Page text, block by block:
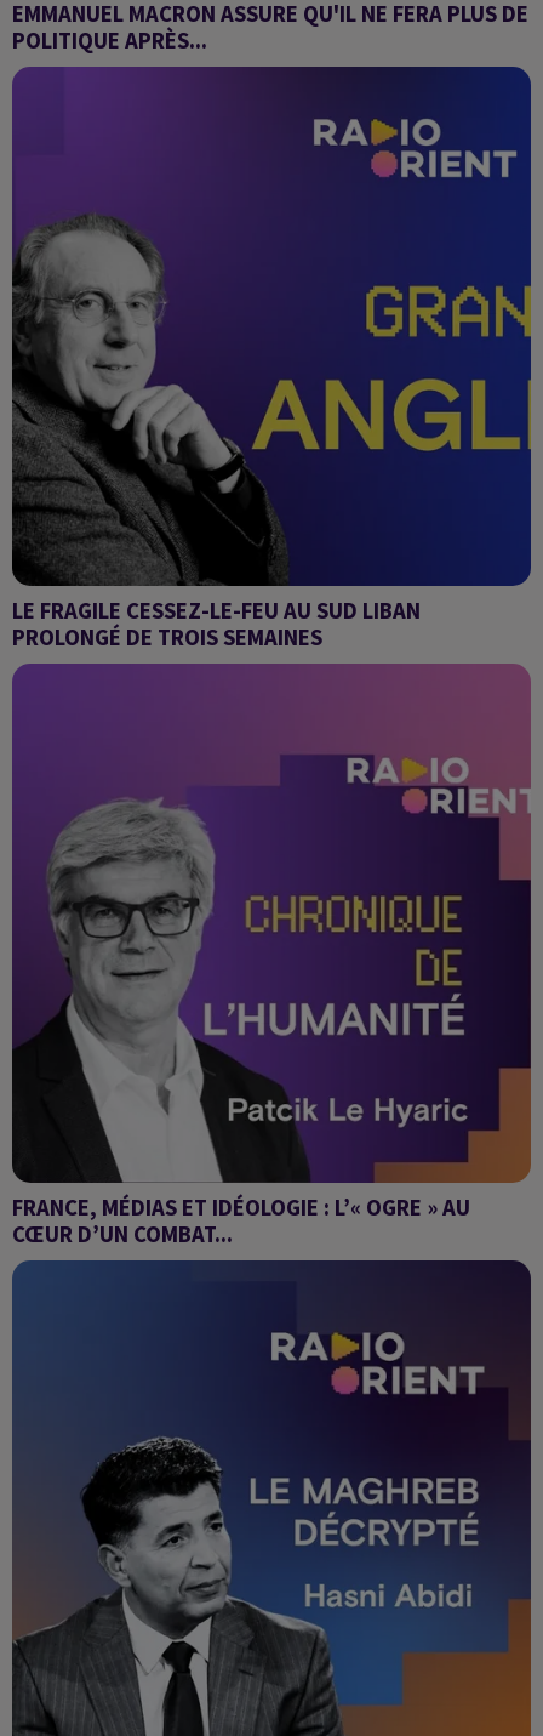
EMMANUEL MACRON ASSURE QU'IL NE FERA PLUS DE
POLITIQUE APRÈS...
Chronique d'Arnaud Benedetti
LE FRAGILE CESSEZ-LE-FEU AU SUD LIBAN
PROLONGÉ DE TROIS SEMAINES
Grand Angle
FRANCE, MÉDIAS ET IDÉOLOGIE : L’« OGRE » AU
CŒUR D’UN COMBAT...
CHRONIQUE DE L'HUMANITE